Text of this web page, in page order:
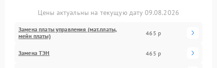
Цены актуальны на текущую дату 09.08.2026
Замена платы управления (мат.платы,
мейн платы)
465 р
Замена ТЭН 465 р